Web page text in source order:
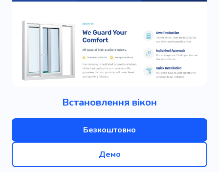
Встановлення вікон
Безкоштовно
Демо